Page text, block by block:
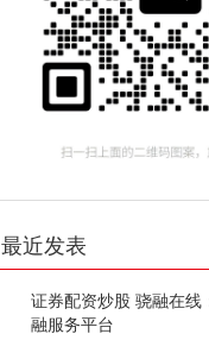
最近发表
证券配资炒股 骁融在线
融服务平台